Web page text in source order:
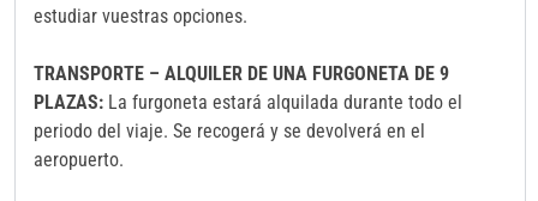
estudiar vuestras opciones.
TRANSPORTE – ALQUILER DE UNA FURGONETA DE 9
PLAZAS: La furgoneta estará alquilada durante todo el
periodo del viaje. Se recogerá y se devolverá en el
aeropuerto.